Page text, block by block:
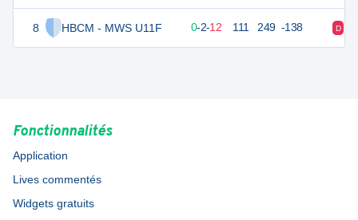
8 HBCM - MWS U11F
16 0-2-12 111 249 -138 D
Fonctionnalités
Application
Lives commentés
Widgets gratuits